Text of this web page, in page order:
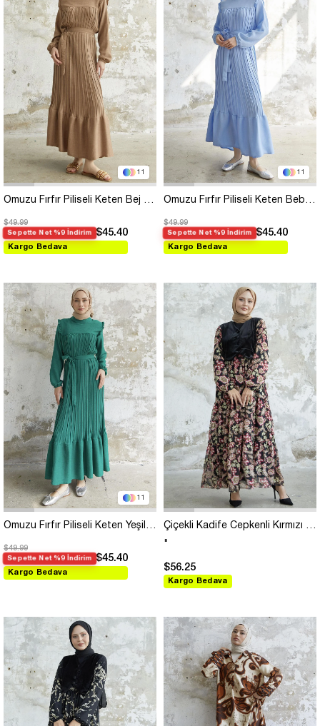
11
$49.99
Sepette Net %9 İndirim $45.40
Kargo Bedava
11
$49.99
Sepette Net %9 İndirim $45.40
Kargo Bedava
11
$49.99
Sepette Net %9 İndirim $45.40
Kargo Bedava
"
$56.25
Kargo Bedava